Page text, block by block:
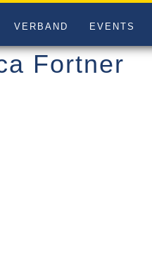
VERBAND EVENTS
Fortner